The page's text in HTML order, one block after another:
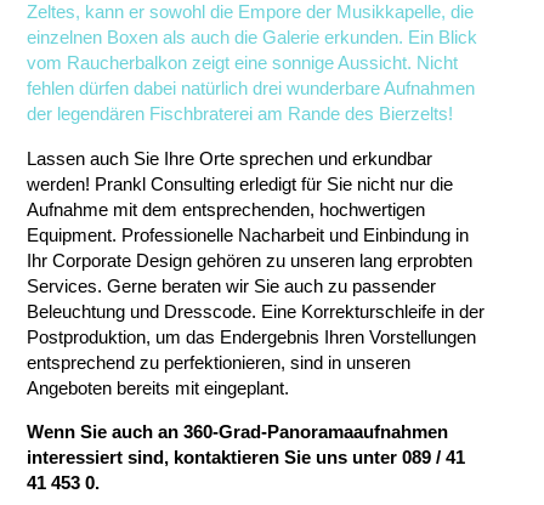
Zeltes, kann er sowohl die Empore der Musikkapelle, die
einzelnen Boxen als auch die Galerie erkunden. Ein Blick
vom Raucherbalkon zeigt eine sonnige Aussicht. Nicht
fehlen dürfen dabei natürlich drei wunderbare Aufnahmen
der legendären Fischbraterei am Rande des Bierzelts!
Lassen auch Sie Ihre Orte sprechen und erkundbar
werden! Prankl Consulting erledigt für Sie nicht nur die
Aufnahme mit dem entsprechenden, hochwertigen
Equipment. Professionelle Nacharbeit und Einbindung in
Ihr Corporate Design gehören zu unseren lang erprobten
Services. Gerne beraten wir Sie auch zu passender
Beleuchtung und Dresscode. Eine Korrekturschleife in der
Postproduktion, um das Endergebnis Ihren Vorstellungen
entsprechend zu perfektionieren, sind in unseren
Angeboten bereits mit eingeplant.
Wenn Sie auch an 360-Grad-Panoramaaufnahmen
interessiert sind, kontaktieren Sie uns unter 089 / 41
41 453 0.